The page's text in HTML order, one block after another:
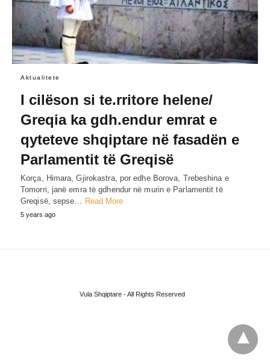
Aktualitete
I cilëson si te.rritore helene/
Greqia ka gdh.endur emrat e
qyteteve shqiptare në fasadën e
Parlamentit të Greqisë
Korça, Himara, Gjirokastra, por edhe Borova, Trebeshina e
Tomorri, janë emra të gdhendur në murin e Parlamentit të
Greqisë, sepse… Read More
5 years ago
Vula Shqiptare - All Rights Reserved